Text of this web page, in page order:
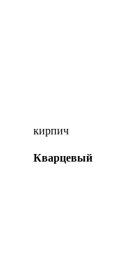
кирпич
Кварцевый